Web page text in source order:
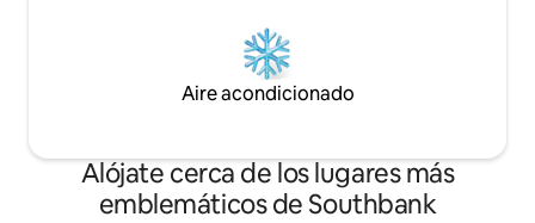
Aire acondicionado
Alójate cerca de los lugares más
emblemáticos de Southbank